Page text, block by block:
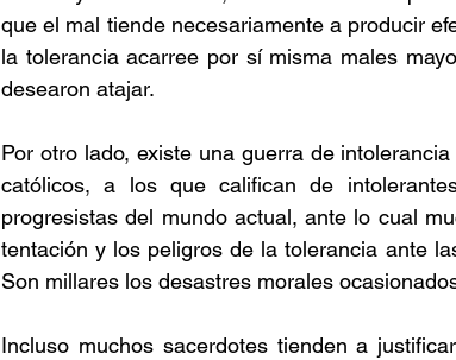
que el mal tiende necesariamente a producir
la tolerancia acarree por sí misma males
desearon atajar.
Por otro lado, existe una guerra de
católicos, a los que califican de
progresistas del mundo actual, ante lo cual
tentación y los peligros de la tolerancia ante
Son millares los desastres morales
Incluso muchos sacerdotes tienden a